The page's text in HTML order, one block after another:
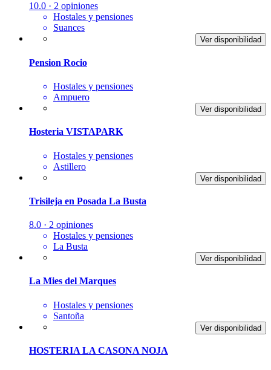
10.0 · 2 opiniones
Hostales y pensiones
Suances
Ver disponibilidad
Pension Rocio
Hostales y pensiones
Ampuero
Ver disponibilidad
Hosteria VISTAPARK
Hostales y pensiones
Astillero
Ver disponibilidad
Trisileja en Posada La Busta
8.0 · 2 opiniones
Hostales y pensiones
La Busta
Ver disponibilidad
La Mies del Marques
Hostales y pensiones
Santoña
Ver disponibilidad
HOSTERIA LA CASONA NOJA